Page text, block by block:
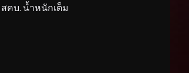
คบ. น้ำหนักเต็ม